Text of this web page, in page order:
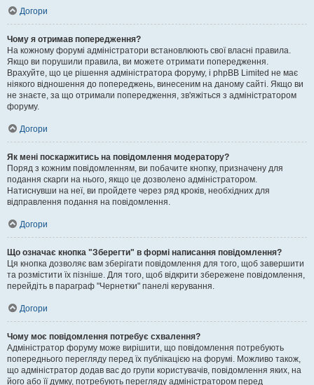
Догори
Чому я отримав попередження?
На кожному форумі адміністратори встановлюють свої власні правила.
Якщо ви порушили правила, ви можете отримати попередження.
Врахуйте, що це рішення адміністратора форуму, і phpBB Limited не має
ніякого відношення до попереджень, винесеним на даному сайті. Якщо ви
не знаєте, за що отримали попередження, зв'яжіться з адміністратором
форуму.
Догори
Як мені поскаржитись на повідомлення модератору?
Поряд з кожним повідомленням, ви побачите кнопку, призначену для
подання скарги на нього, якщо це дозволено адміністратором.
Натиснувши на неї, ви пройдете через ряд кроків, необхідних для
відправлення подання на повідомлення.
Догори
Що означає кнопка "Зберегти" в формі написання повідомлення?
Ця кнопка дозволяє вам зберігати повідомлення для того, щоб завершити
та розмістити їх пізніше. Для того, щоб відкрити збережене повідомлення,
перейдіть в параграф "Чернетки" панелі керування.
Догори
Чому моє повідомлення потребує схвалення?
Адміністратор форуму може вирішити, що повідомлення потребують
попереднього перегляду перед їх публікацією на форумі. Можливо також,
що адміністратор додав вас до групи користувачів, повідомлення яких, на
його або її думку, потребують перегляду адміністратором перед